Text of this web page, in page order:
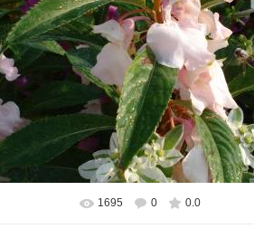
В реальном размере 1500x1125
1695 0 0.0